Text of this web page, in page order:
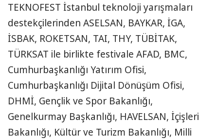
TEKNOFEST İstanbul teknoloji yarışmaları
destekçilerinden ASELSAN, BAYKAR, İGA,
İSBAK, ROKETSAN, TAI, THY, TÜBİTAK,
TÜRKSAT ile birlikte festivale AFAD, BMC,
Cumhurbaşkanlığı Yatırım Ofisi,
Cumhurbaşkanlığı Dijital Dönüşüm Ofisi,
DHMİ, Gençlik ve Spor Bakanlığı,
Genelkurmay Başkanlığı, HAVELSAN, İçişleri
Bakanlığı, Kültür ve Turizm Bakanlığı, Milli